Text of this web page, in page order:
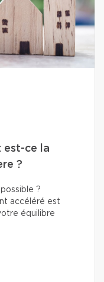
est-ce la
?
?
accéléré est
équilibre